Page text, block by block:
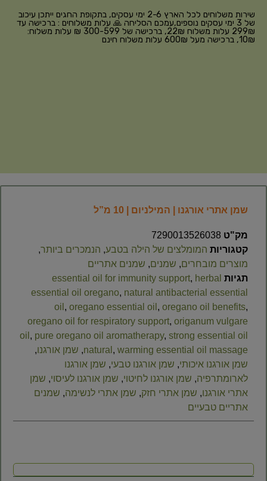
שירות משלוחים לכל הארץ 2-6 ימי עסקים, בתקופת החגים ייתכן עיכוב
של 3 ימי עסקים נוספים,עמכם הסליחה 🙏 עלות משלוחים : ברכישה עד
299₪ עלות משלוח 22₪, ברכישה של 300-599 ₪ עלות משלוח:
10₪, ברכישה מעל 600₪ עלות משלוח חינם
שמן אתרי אורגנו | המילניום | 10 מ”ל
מק"ט 7290013526038
קטגוריות המומלצים של הילה בטבע, הנמכרים ביותר,
מוצרים מובחרים, שמנים, שמנים אתריים
תגיות
essential oil for immunity support, herbal
essential oil oregano, natural antibacterial essential
oil , oregano essential oil , oregano oil benefits,
oregano oil for respiratory support, origanum vulgare
oil , pure oregano oil aromatherapy, strong essential oil
natural , warming essential oil massage
, שמן אורגנו,
שמן אורגנו איכותי, שמן אורגנו טבעי, שמן אורגנו
לארומתרפיה, שמן אורגנו לחיטוי, שמן אורגנו לעיסוי, שמן
אתרי אורגנו, שמן אתרי חזק, שמן אתרי לנשימה, שמנים
אתריים טבעיים